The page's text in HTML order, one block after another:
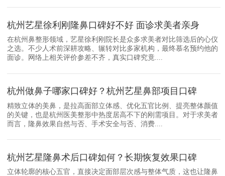
杭州艺星徐利刚隆鼻口碑好不好 面诊求美者亲身
在杭州鼻整形领域，艺星徐利刚院长是众多求美者对比筛选后的心仪
之选。不少人术前深耕攻略、辗转对比多家机构，最终慕名预约他的
面诊。网络上相关评价参差不齐，真实口碑究竟....
杭州做鼻子哪家口碑好？杭州艺星鼻部项目口碑
精致立体的美鼻，是拉高面部立体感、优化五官比例、提亮整体颜值
的关键，也是杭州医美整形中热度居高不下的刚需项目。对于求美者
而言，隆鼻效果自然与否、手术安全与否、消费....
杭州艺星隆鼻术后口碑如何？长期恢复效果口碑
立体轮廓的核心五官，直接决定面部层次感与整体气质，这也让隆鼻